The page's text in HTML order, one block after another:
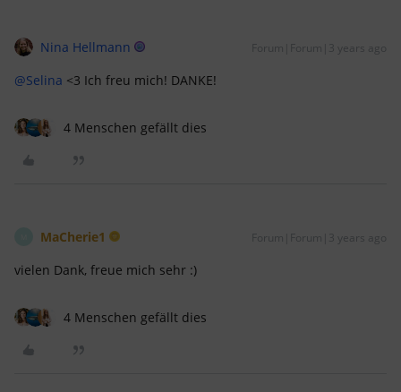
Nina Hellmann Forum|Forum|3 years ago
@Selina <3 Ich freu mich! DANKE!
4 Menschen gefällt dies
MaCherie1 Forum|Forum|3 years ago
vielen Dank, freue mich sehr :)
4 Menschen gefällt dies